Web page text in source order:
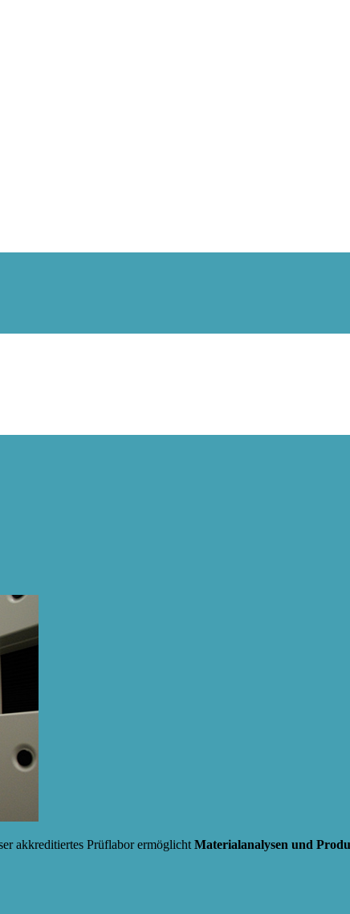
akkreditiertes Prüflabor ermöglichtMaterialanalysen und